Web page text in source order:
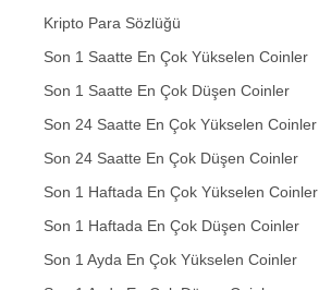
Kripto Para Sözlüğü
Son 1 Saatte En Çok Yükselen Coinler
Son 1 Saatte En Çok Düşen Coinler
Son 24 Saatte En Çok Yükselen Coinler
Son 24 Saatte En Çok Düşen Coinler
Son 1 Haftada En Çok Yükselen Coinler
Son 1 Haftada En Çok Düşen Coinler
Son 1 Ayda En Çok Yükselen Coinler